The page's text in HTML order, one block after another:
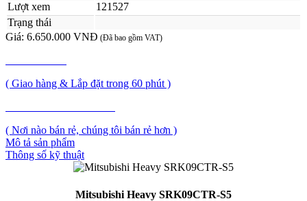
Lượt xem
121527
Trạng thái
Giá: 6.650.000 VNĐ (Đã bao gồm VAT)
( Giao hàng & Lắp đặt trong 60 phút )
( Nơi nào bán rẻ, chúng tôi bán rẻ hơn )
Mô tả sản phẩm
Thông số kỹ thuật
Mitsubishi Heavy SRK09CTR-S5